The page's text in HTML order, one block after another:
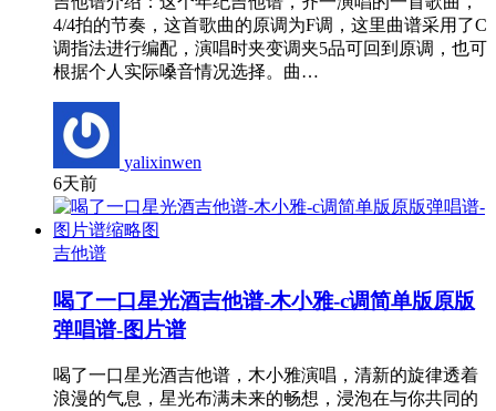
4/4拍的节奏，这首歌曲的原调为F调，这里曲谱采用了C
调指法进行编配，演唱时夹变调夹5品可回到原调，也可
根据个人实际嗓音情况选择。曲…
yalixinwen
6天前
吉他谱
喝了一口星光酒吉他谱-木小雅-c调简单版原版
弹唱谱-图片谱
喝了一口星光酒吉他谱，木小雅演唱，清新的旋律透着
浪漫的气息，星光布满未来的畅想，浸泡在与你共同的